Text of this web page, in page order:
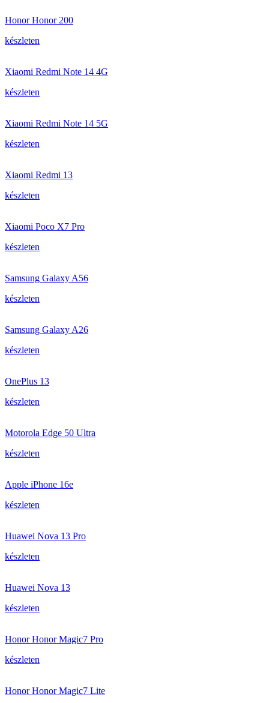
Honor Honor 200
készleten
Xiaomi Redmi Note 14 4G
készleten
Xiaomi Redmi Note 14 5G
készleten
Xiaomi Redmi 13
készleten
Xiaomi Poco X7 Pro
készleten
Samsung Galaxy A56
készleten
Samsung Galaxy A26
készleten
OnePlus 13
készleten
Motorola Edge 50 Ultra
készleten
Apple iPhone 16e
készleten
Huawei Nova 13 Pro
készleten
Huawei Nova 13
készleten
Honor Honor Magic7 Pro
készleten
Honor Honor Magic7 Lite